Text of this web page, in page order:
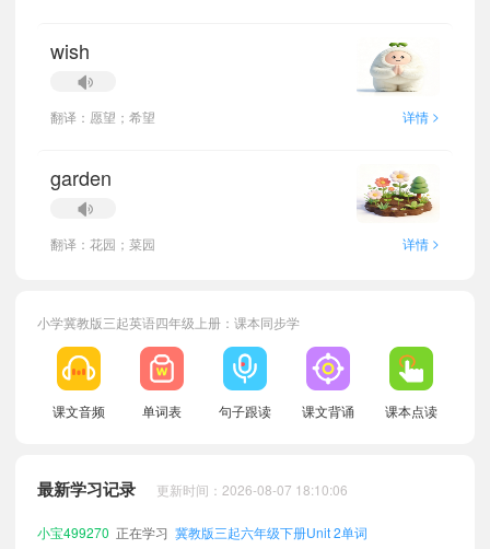
wish
翻译：愿望；希望 详情 >
garden
翻译：花园；菜园 详情 >
小学冀教版三起英语四年级上册：课本同步学
课文音频 单词表 句子跟读 课文背诵 课本点读
最新学习记录 更新时间：2026-08-07 18:10:06
小宝496408 正在学习 冀教版三起五年级下册Unit 6单词
小宝405073 正在学习 冀教版三起六年级上册Unit 3单词
小宝499270 正在学习 冀教版三起六年级下册Unit 2单词